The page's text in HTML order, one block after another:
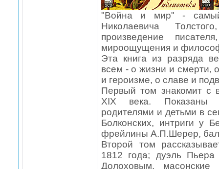
"Война и мир" -
Николаевича
произведение
мироощущения и
Эта книга из разряда
всем - о жизни и смерти,
и героизме, о славе и
Первый том знакомит с
XIX века. Показаны
родителями и детьми в
Болконских, интриги у
фрейлины А.П.Шерер,
Второй том
1812 года; дуэль
Долоховым,